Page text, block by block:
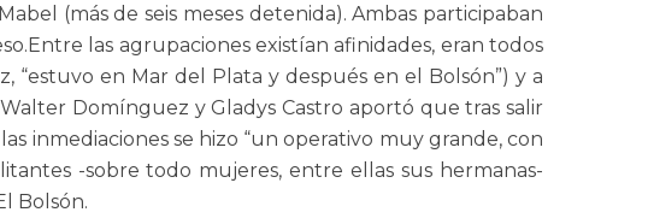
(más de seis meses detenida). Ambas participaban
las agrupaciones existían afinidades, eran todos
“estuvo en Mar del Plata y después en el Bolsón”) y a
Domínguez y Gladys Castro aportó que tras salir
inmediaciones se hizo “un operativo muy grande, con
-sobre todo mujeres, entre ellas sus hermanas-
Bolsón.